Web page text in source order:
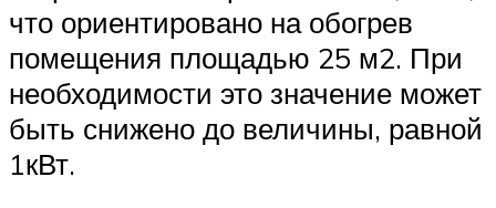
что ориентировано на обогрев
помещения площадью 25 м2. При
необходимости это значение может
быть снижено до величины, равной
1кВт.